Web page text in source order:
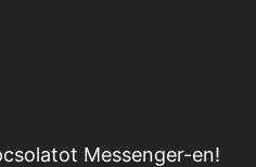
Messenger-en!